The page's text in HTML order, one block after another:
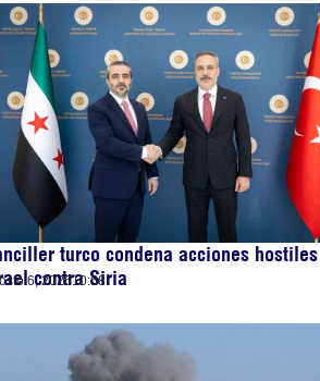
turco condena acciones
contra Siria
6, 202610:58